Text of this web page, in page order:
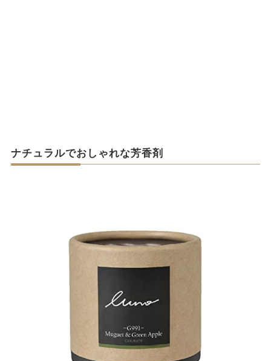
ナチュラルでおしゃれな芳香剤